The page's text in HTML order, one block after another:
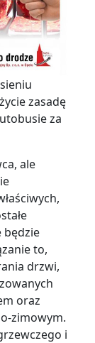
zasadę
za
ale
będzie
to,
drzwi,
oraz
zimowym.
i